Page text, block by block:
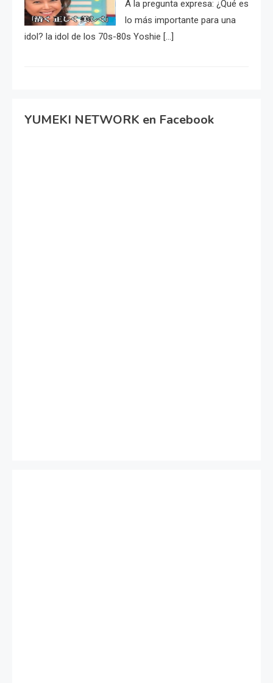
A la pregunta expresa: ¿Qué es
lo más importante para una
idol? la idol de los 70s-80s Yoshie […]
YUMEKI NETWORK en Facebook